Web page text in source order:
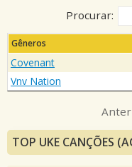
Procurar:
Gêneros
Covenant
Vnv Nation
TOP UKE CANÇÕES